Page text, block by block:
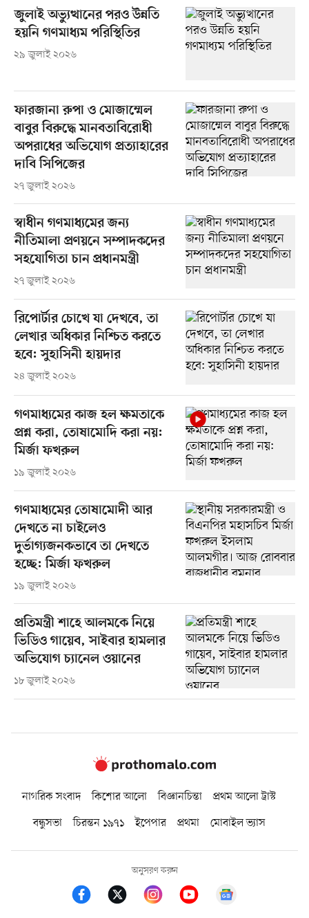
জুলাই অভ্যুত্থানের পরও উন্নতি
হয়নি গণমাধ্যম পরিস্থিতির
২৯ জুলাই ২০২৬
ফারজানা রুপা ও মোজাম্মেল
বাবুর বিরুদ্ধে মানবতাবিরোধী
অপরাধের অভিযোগ প্রত্যাহারের
দাবি সিপিজের
২৭ জুলাই ২০২৬
স্বাধীন গণমাধ্যমের জন্য
নীতিমালা প্রণয়নে সম্পাদকদের
সহযোগিতা চান প্রধানমন্ত্রী
২৭ জুলাই ২০২৬
রিপোর্টার চোখে যা দেখবে, তা
লেখার অধিকার নিশ্চিত করতে
হবে: সুহাসিনী হায়দার
২৪ জুলাই ২০২৬
গণমাধ্যমের কাজ হল ক্ষমতাকে
প্রশ্ন করা, তোষামোদি করা নয়:
মির্জা ফখরুল
১৯ জুলাই ২০২৬
গণমাধ্যমের তোষামোদী আর
দেখতে না চাইলেও
দুর্ভাগ্যজনকভাবে তা দেখতে
হচ্ছে: মির্জা ফখরুল
১৯ জুলাই ২০২৬
প্রতিমন্ত্রী শাহে আলমকে নিয়ে
ভিডিও গায়েব, সাইবার হামলার
অভিযোগ চ্যানেল ওয়ানের
১৮ জুলাই ২০২৬
নাগরিক সংবাদ কিশোর আলো বিজ্ঞানচিন্তা
প্রথম আলো ট্রাস্ট
বন্ধুসভা
চিরন্তন ১৯৭১ ইপেপার প্রথমা মোবাইল ভ্যাস
অনুসরণ করুন